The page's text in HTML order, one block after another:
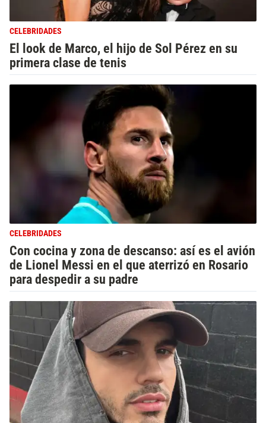
CELEBRIDADES
El look de Marco, el hijo de Sol Pérez en su
primera clase de tenis
CELEBRIDADES
Con cocina y zona de descanso: así es el avión
de Lionel Messi en el que aterrizó en Rosario
para despedir a su padre